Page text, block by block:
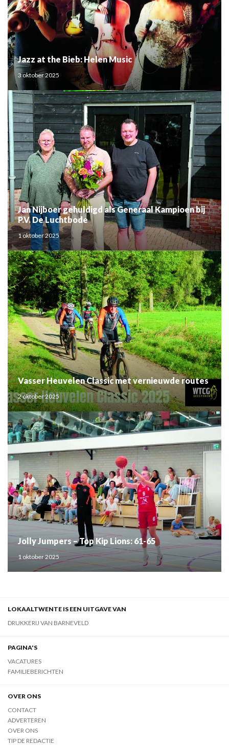
Jazz at the Bieb: Helen Music
3 oktober 2025
Jan Nijboer gehuldigd als Generaal Kampioen bij
P.V. De Luchtbode
1 oktober 2025
Vasser Heuvelen Classic met vernieuwde routes
2 oktober 2025
Jolly Jumpers – Top Kip Lions: 61-65
1 oktober 2025
LOKAALTWENTE IS EEN UITGAVE VAN
DRUKKERIJ VAN BARNEVELD
PAGINA'S
VACATURES
FAMILIEBERICHTEN
OVER ONS
CONTACT
ADVERTEREN
OVER ONS
TIP DE REDACTIE